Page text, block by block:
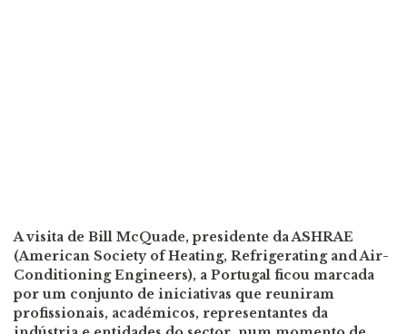
A visita de Bill McQuade, presidente da ASHRAE
(American Society of Heating, Refrigerating and Air-
Conditioning Engineers), a Portugal ficou marcada
por um conjunto de iniciativas que reuniram
profissionais, académicos, representantes da